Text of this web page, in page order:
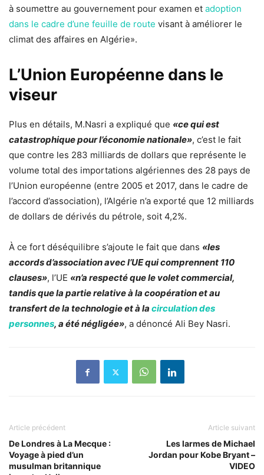
à soumettre au gouvernement pour examen et adoption
dans le cadre d’une feuille de route visant à améliorer le
climat des affaires en Algérie».
L’Union Européenne dans le
viseur
Plus en détails, M.Nasri a expliqué que «ce qui est
catastrophique pour l’économie nationale», c’est le fait
que contre les 283 milliards de dollars que représente le
volume total des importations algériennes des 28 pays de
l’Union européenne (entre 2005 et 2017, dans le cadre de
l’accord d’association), l’Algérie n’a exporté que 12 milliards
de dollars de dérivés du pétrole, soit 4,2%.
À ce fort déséquilibre s’ajoute le fait que dans «les
accords d’association avec l’UE qui comprennent 110
clauses», l’UE «n’a respecté que le volet commercial,
tandis que la partie relative à la coopération et au
transfert de la technologie et à la circulation des
personnes, a été négligée», a dénoncé Ali Bey Nasri.
Article précédent
De Londres à La Mecque :
Voyage à pied d’un
musulman britannique
Article suivant
Les larmes de Michael
Jordan pour Kobe Bryant –
VIDEO